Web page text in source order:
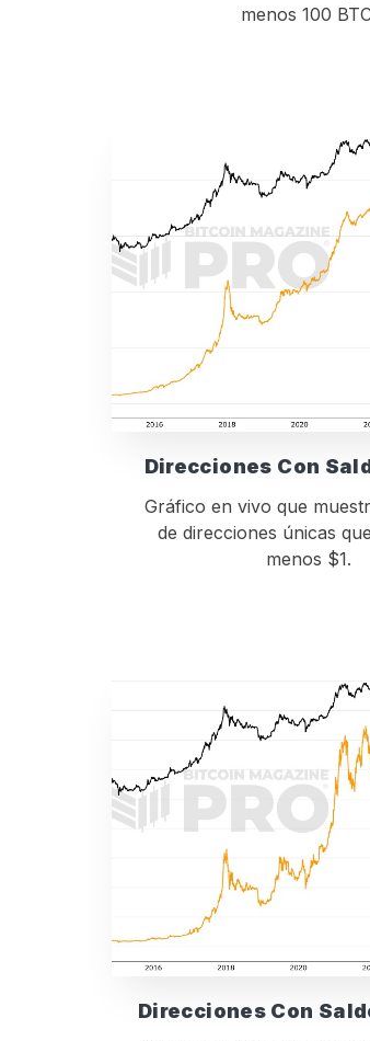
menos 100
Direcciones Con
Gráfico en vivo que
de direcciones únicas
menos $1.
Direcciones Con